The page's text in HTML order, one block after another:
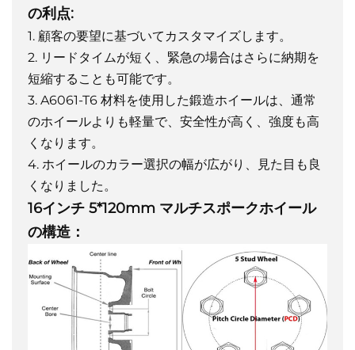
の利点:
1. 顧客の要望に基づいてカスタマイズします。
2. リードタイムが短く、緊急の場合はさらに納期を
短縮することも可能です。
3. A6061-T6 材料を使用した鍛造ホイールは、通常
のホイールよりも軽量で、安全性が高く、強度も高
くなります。
4. ホイールのカラー選択の幅が広がり、見た目も良
くなりました。
16インチ 5*120mm マルチスポークホイール
の構造：